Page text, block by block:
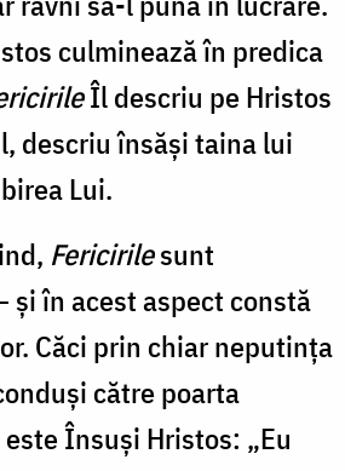
culminează în predica
Îl descriu pe Hristos
descriu însăşi taina lui
Lui.
Fericirilesunt
şi în acest aspect constă
Căci prin chiar neputinţa
către poarta
Însuşi Hristos: „Eu